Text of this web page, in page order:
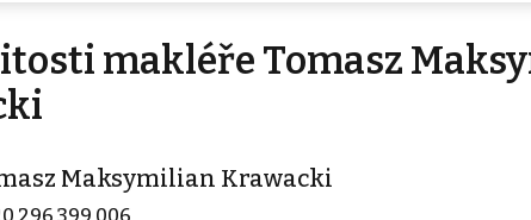
makléře Tomasz
Maksymilian Krawacki